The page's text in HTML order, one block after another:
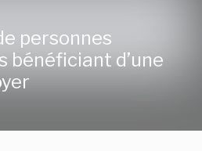
personnes
bénéficiant d’une